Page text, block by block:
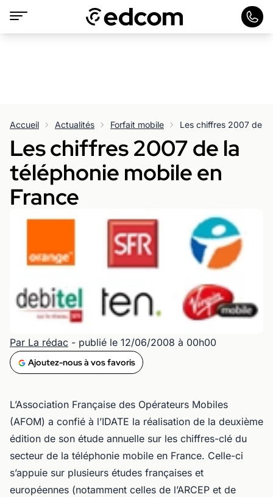
Accueil Actualités Forfait mobile Les chiffres 2007 de
Les chiffres 2007 de la
téléphonie mobile en
France
Par La rédac - publié le 12/06/2008 à 00h00
Ajoutez-nous à vos favoris
L’Association Française des Opérateurs Mobiles
(AFOM) a confié à l’IDATE la réalisation de la deuxième
édition de son étude annuelle sur les chiffres-clé du
secteur de la téléphonie mobile en France. Celle-ci
s’appuie sur plusieurs études françaises et
européennes (notamment celles de l’ARCEP et de